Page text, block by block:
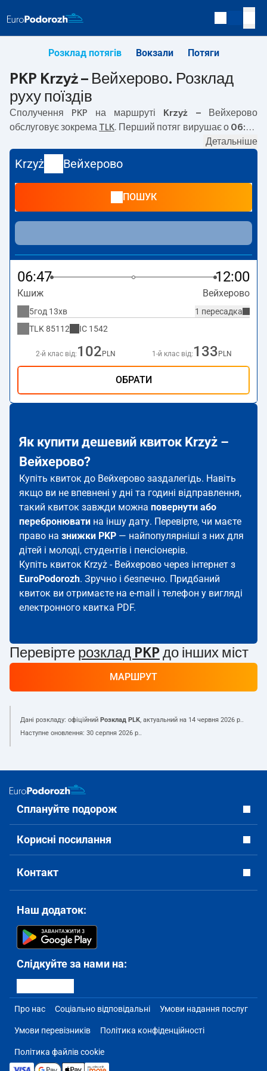
Розклад потягів Вокзали Потяги
PKP Krzyż – Вейхерово. Розклад
руху поїздів
Сполучення PKP на маршруті
Krzyż – Вейхерово
обслуговує зокрема TLK . Перший потяг вирушає о 06:47
не курсують інші потяги перевізника PKP Intercity. Потяг
завершує маршрут на станції Вейхерово.
Детальніше
Krzyż Вейхерово
ПОШУК
06:47 12:00
Кшиж Вейхерово
1 пересадка
5год 13хв
TLK 85112 IC 1542
2-й клас від: 102 PLN 1-й клас від: 133 PLN
ОБРАТИ
Як купити дешевий квиток Krzyż –
Вейхерово?
Купіть квиток до Вейхерово заздалегідь. Навіть
якщо ви не впевнені у дні та годині відправлення,
такий квиток завжди можна повернути або
перебронювати на іншу дату. Перевірте, чи маєте
право на знижки PKP — найпопулярніші з них для
дітей і молоді, студентів і пенсіонерів.
Купіть квиток Krzyż - Вейхерово через інтернет з
EuroPodorozh. Зручно і безпечно. Придбаний
квиток ви отримаєте на e-mail і телефон у вигляді
електронного квитка PDF.
Перевірте розклад PKP до інших міст
МАРШРУТ
Дані розкладу: офіційний Розклад PLK, актуальний на 14 червня 2026 р..
Наступне оновлення: 30 серпня 2026 р..
Сплануйте подорож
Корисні посилання
Контакт
Наш додаток:
Слідкуйте за нами на:
Про нас Соціально відповідальні Умови надання послуг
Умови перевізників Політика конфіденційності
Політика файлів cookie